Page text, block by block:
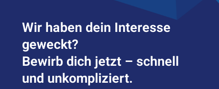
Wir haben dein Inter­esse
geweckt?
Bewirb dich jetzt – schnell
und unkompliziert.